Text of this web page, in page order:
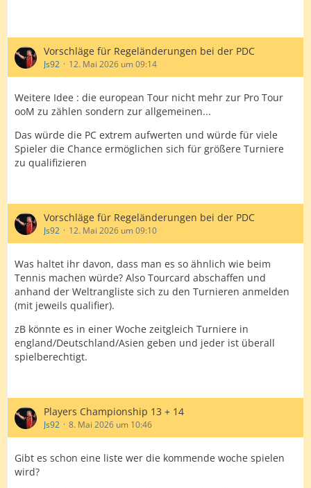
Vorschläge für Regeländerungen bei der PDC
Js92 12. Mai 2026 um 09:14
Weitere Idee : die european Tour nicht mehr zur Pro Tour
ooM zu zählen sondern zur allgemeinen...
Das würde die PC extrem aufwerten und würde für viele
Spieler die Chance ermöglichen sich für größere Turniere
zu qualifizieren
Vorschläge für Regeländerungen bei der PDC
Js92 12. Mai 2026 um 09:10
Was haltet ihr davon, dass man es so ähnlich wie beim
Tennis machen würde? Also Tourcard abschaffen und
anhand der Weltrangliste sich zu den Turnieren anmelden
(mit jeweils qualifier).
zB könnte es in einer Woche zeitgleich Turniere in
england/Deutschland/Asien geben und jeder ist überall
spielberechtigt.
Players Championship 13 + 14
Js92 8. Mai 2026 um 10:46
Gibt es schon eine liste wer die kommende woche spielen
wird?